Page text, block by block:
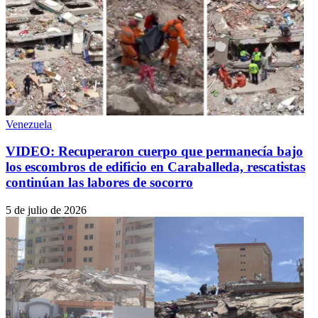
Venezuela
VIDEO: Recuperaron cuerpo que permanecía bajo
los escombros de edificio en Caraballeda, rescatistas
continúan las labores de socorro
5 de julio de 2026